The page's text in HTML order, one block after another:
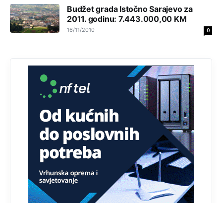
Budžet grada Istočno Sarajevo za
2011. godinu: 7.443.000,00 KM
16/11/2010 0
koristi internet, niti ima pristup računarima
Анонимно2818605 8/8/2026
Анонимно2818605 8/8/2026
Ovo pravilo jeste unijelo opravdan strah, posebno kada
su u pitanju starije osobe, osobe sa slabijim vidom ili
drhtavom rukom
Анонимно2819033 8/8/2026
Yes,nekada je bila corava kutija za IZBORE a danas su
coravi biraci.
Анонимно2553747 8/8/2026 2:53